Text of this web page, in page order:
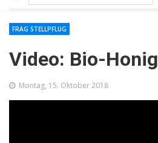
Video: Bio-Honig
FRAG STELLPFLUG
Montag, 15. Oktober 2018